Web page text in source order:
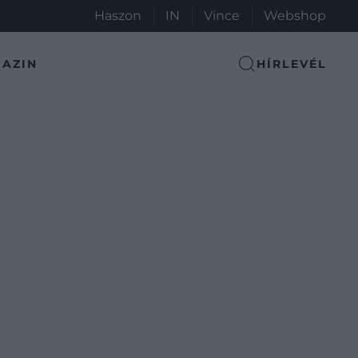
Haszon IN Vince Webshop
HÍRLEVÉL